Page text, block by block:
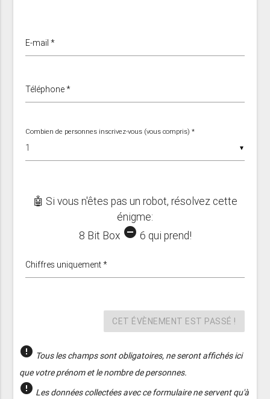
E-mail *
Téléphone *
▼
Combien de personnes inscrivez-vous (vous compris) *
🤖 Si vous n'êtes pas un robot, résolvez cette
énigme:
8 Bit Box remove_circle 6 qui prend!
Chiffres uniquement *
CET ÉVÈNEMENT EST PASSÉ !
error Tous les champs sont obligatoires, ne seront affichés ici
que votre prénom et le nombre de personnes.
error Les données collectées avec ce formulaire ne servent qu'à